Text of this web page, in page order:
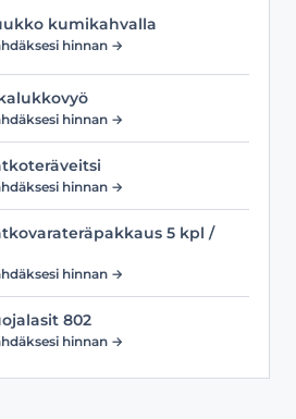
kumikahvalla
hinnan →
hinnan →
hinnan →
5 kpl /
hinnan →
802
hinnan →